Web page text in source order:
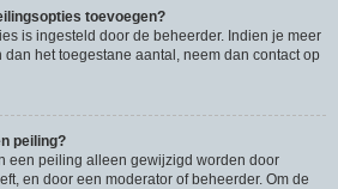
toevoegen?
is ingesteld door de beheerder. Indien je meer
het toegestane aantal, neem dan contact op
peiling?
een peiling alleen gewijzigd worden door
en door een moderator of beheerder. Om de